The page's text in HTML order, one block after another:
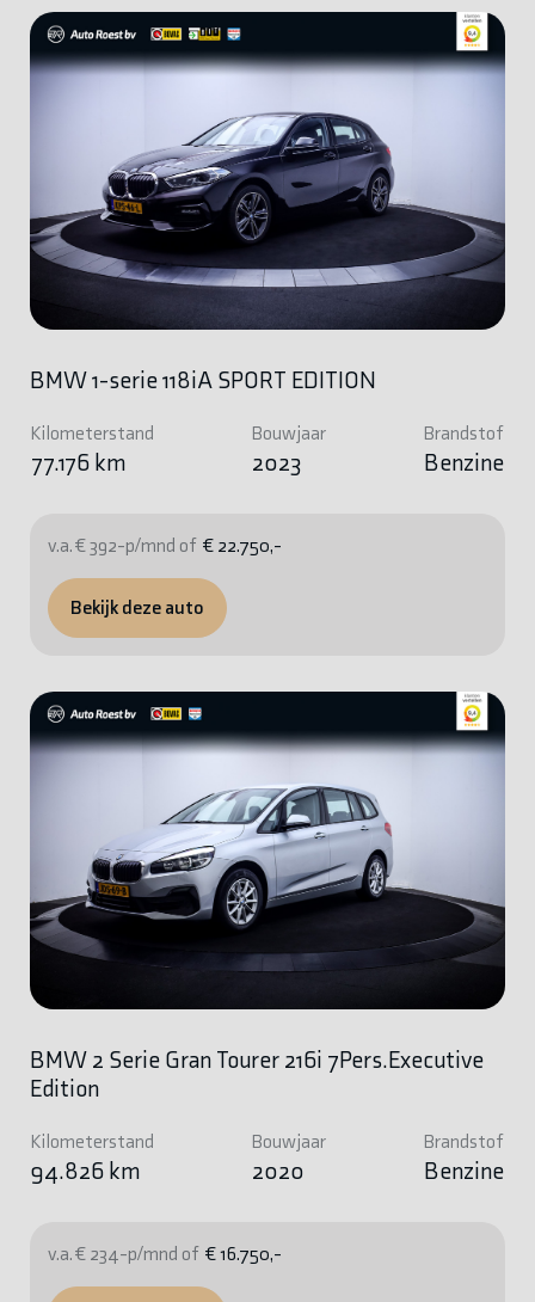
BMW 1-serie 118iA SPORT EDITION
Kilometerstand
77.176 km
Bouwjaar
2023
Brandstof
Benzine
v.a. € 392-p/mnd of € 22.750,-
Bekijk deze auto
BMW 2 Serie Gran Tourer 216i 7Pers.Executive
Edition
Kilometerstand
94.826 km
Bouwjaar
2020
Brandstof
Benzine
v.a. € 234-p/mnd of € 16.750,-